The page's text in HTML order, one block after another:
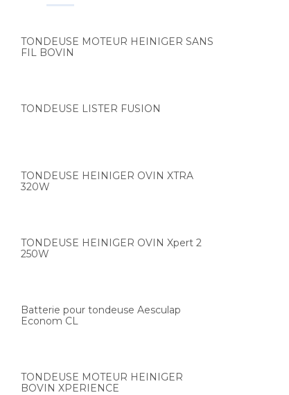
TONDEUSE MOTEUR HEINIGER SANS
FIL BOVIN
TONDEUSE LISTER FUSION
TONDEUSE HEINIGER OVIN XTRA
320W
TONDEUSE HEINIGER OVIN Xpert 2
250W
Batterie pour tondeuse Aesculap
Econom CL
TONDEUSE MOTEUR HEINIGER
BOVIN XPERIENCE